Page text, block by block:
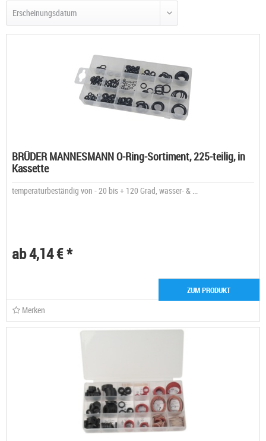
BRÜDER MANNESMANN O-Ring-Sortiment, 225-teilig, in
Kassette
temperaturbeständig von - 20 bis + 120 Grad, wasser- & ...
ab 4,14 € *
ZUM PRODUKT
Merken